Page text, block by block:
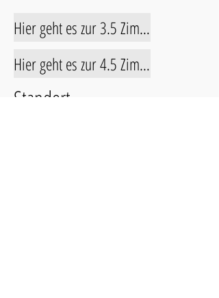
Hier geht es zur 3.5 Zimmerwohnung
Hier geht es zur 4.5 Zimmerwohnung
Standort